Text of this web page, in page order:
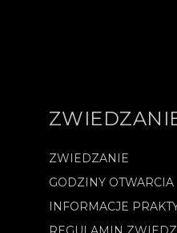
ZWIEDZANIE
GODZINY OTWARCIA
INFORMACJE